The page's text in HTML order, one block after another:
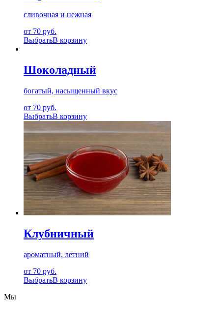
сливочная и нежная
от 70 руб.
ВыбратьВ корзину
Шоколадный
богатый, насыщенный вкус
от 70 руб.
ВыбратьВ корзину
Клубничный
ароматный, летний
от 70 руб.
ВыбратьВ корзину
Мы